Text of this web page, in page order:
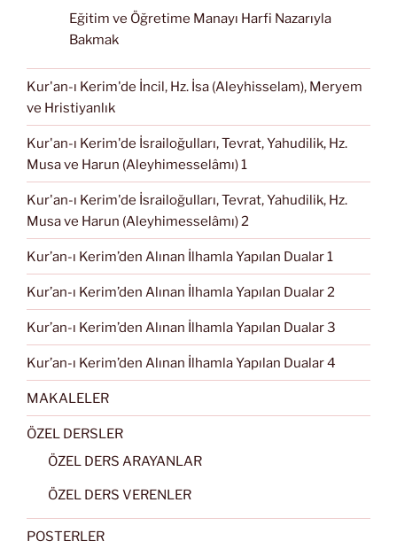
Eğitim ve Öğretime Manayı Harfi Nazarıyla
Bakmak
Kur'an-ı Kerim'de İncil, Hz. İsa (Aleyhisselam), Meryem
ve Hristiyanlık
Kur'an-ı Kerim'de İsrailoğulları, Tevrat, Yahudilik, Hz.
Musa ve Harun (Aleyhimesselâmı) 1
Kur'an-ı Kerim'de İsrailoğulları, Tevrat, Yahudilik, Hz.
Musa ve Harun (Aleyhimesselâmı) 2
Kur’an-ı Kerim’den Alınan İlhamla Yapılan Dualar 1
Kur’an-ı Kerim’den Alınan İlhamla Yapılan Dualar 2
Kur’an-ı Kerim’den Alınan İlhamla Yapılan Dualar 3
Kur’an-ı Kerim’den Alınan İlhamla Yapılan Dualar 4
MAKALELER
ÖZEL DERSLER
ÖZEL DERS ARAYANLAR
ÖZEL DERS VERENLER
POSTERLER